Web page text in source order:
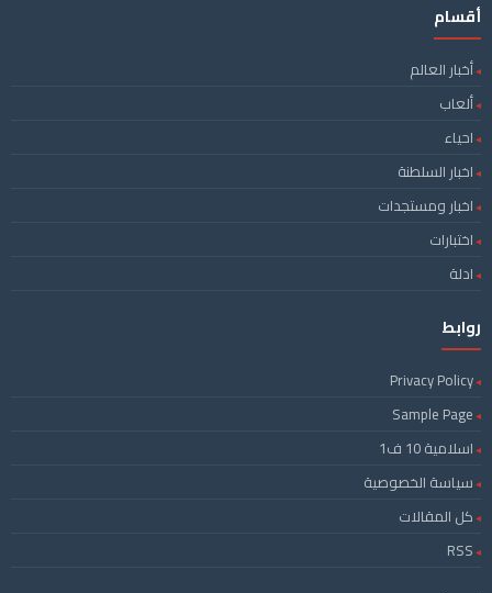
أقسام
أخبار العالم
ألعاب
احياء
اخبار السلطنة
اخبار ومستجدات
اختبارات
ادلة
روابط
Privacy Policy
Sample Page
اسلامية 10 ف1
سياسة الخصوصية
كل المقالات
RSS